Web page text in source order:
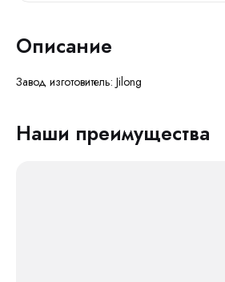
Описание
Завод изготовитель: Jilong
Наши преимущества